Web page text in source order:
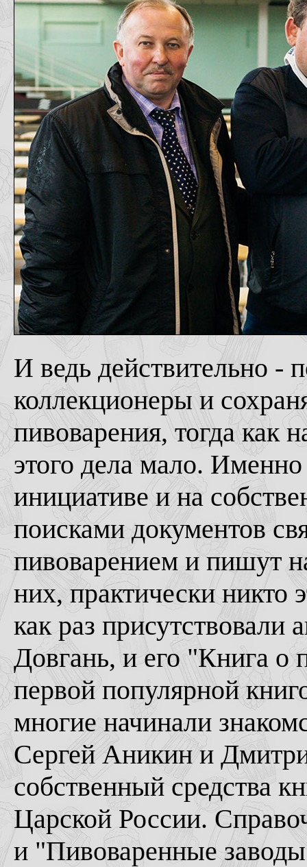
И ведь действительно -
коллекционеры и
пивоварения, тогда как
этого дела мало.
инициативе и на
поисками документов
пивоварением и пишут
них, практически никто
как раз присутствовали
Довгань, и его "Книга о
первой популярной
многие начинали
Сергей Аникин и
собственный средства
Царской России.
и "Пивоваренные